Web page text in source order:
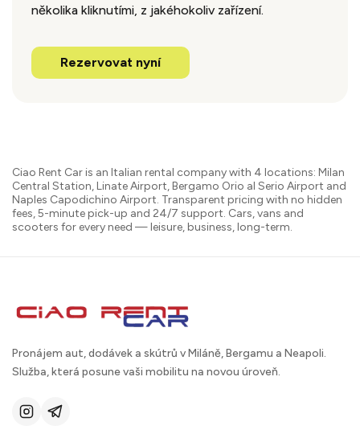
několika kliknutími, z jakéhokoliv zařízení.
Rezervovat nyní
Ciao Rent Car is an Italian rental company with 4 locations: Milan
Central Station, Linate Airport, Bergamo Orio al Serio Airport and
Naples Capodichino Airport. Transparent pricing with no hidden
fees, 5-minute pick-up and 24/7 support. Cars, vans and
scooters for every need — leisure, business, long-term.
Pronájem aut, dodávek a skútrů v Miláně, Bergamu a Neapoli.
Služba, která posune vaši mobilitu na novou úroveň.